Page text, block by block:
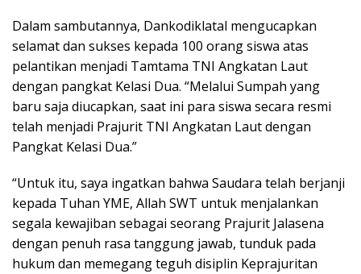
Dalam sambutannya, Dankodiklatal mengucapkan
selamat dan sukses kepada 100 orang siswa atas
pelantikan menjadi Tamtama TNI Angkatan Laut
dengan pangkat Kelasi Dua. “Melalui Sumpah yang
baru saja diucapkan, saat ini para siswa secara resmi
telah menjadi Prajurit TNI Angkatan Laut dengan
Pangkat Kelasi Dua.”
“Untuk itu, saya ingatkan bahwa Saudara telah berjanji
kepada Tuhan YME, Allah SWT untuk menjalankan
segala kewajiban sebagai seorang Prajurit Jalasena
dengan penuh rasa tanggung jawab, tunduk pada
hukum dan memegang teguh disiplin Keprajuritan